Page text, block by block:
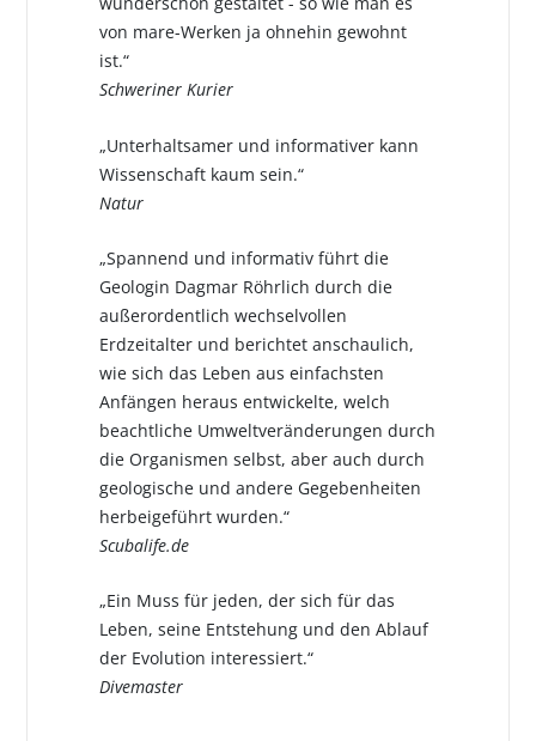
von mare-Werken ja ohnehin gewohnt
ist.“
Schweriner Kurier
„Unterhaltsamer und informativer kann
Wissenschaft kaum sein.“
Natur
„Spannend und informativ führt die
Geologin Dagmar Röhrlich durch die
außerordentlich wechselvollen
Erdzeitalter und berichtet anschaulich,
wie sich das Leben aus einfachsten
Anfängen heraus entwickelte, welch
beachtliche Umweltveränderungen durch
die Organismen selbst, aber auch durch
geologische und andere Gegebenheiten
herbeigeführt wurden.“
Scubalife.de
„Ein Muss für jeden, der sich für das
Leben, seine Entstehung und den Ablauf
der Evolution interessiert.“
Divemaster